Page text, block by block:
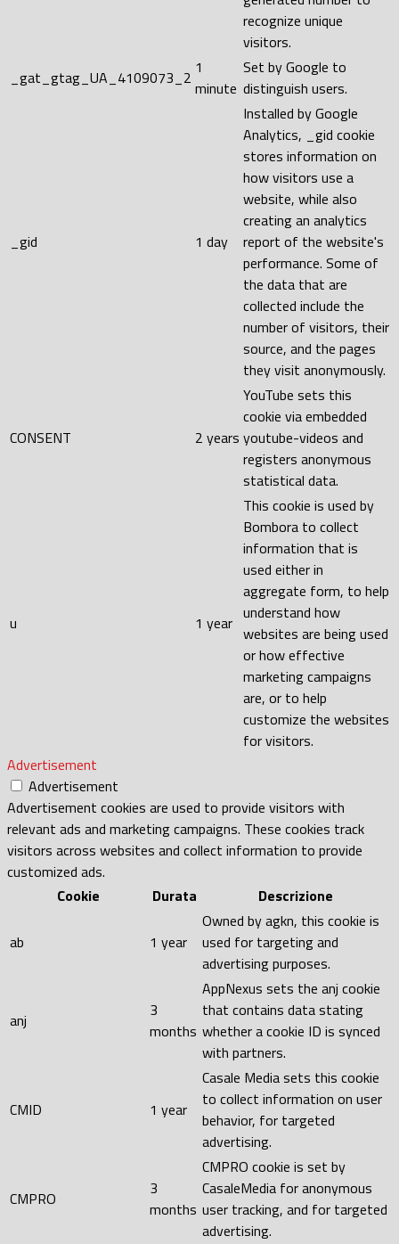
recognize unique
visitors.
_gat_gtag_UA_4109073_2 1
minute
Set by Google to
distinguish users.
_gid 1 day
Installed by Google
Analytics, _gid cookie
stores information on
how visitors use a
website, while also
creating an analytics
report of the website's
performance. Some of
the data that are
collected include the
number of visitors, their
source, and the pages
they visit anonymously.
CONSENT 2 years
YouTube sets this
cookie via embedded
youtube-videos and
registers anonymous
statistical data.
u 1 year
This cookie is used by
Bombora to collect
information that is
used either in
aggregate form, to help
understand how
websites are being used
or how effective
marketing campaigns
are, or to help
customize the websites
for visitors.
Advertisement
Advertisement
Advertisement cookies are used to provide visitors with
relevant ads and marketing campaigns. These cookies track
visitors across websites and collect information to provide
customized ads.
Cookie
Durata Descrizione
ab 1 year
Owned by agkn, this cookie is
used for targeting and
advertising purposes.
anj
3
months
AppNexus sets the anj cookie
that contains data stating
whether a cookie ID is synced
with partners.
CMID 1 year
Casale Media sets this cookie
to collect information on user
behavior, for targeted
advertising.
CMPRO
3
months
CMPRO cookie is set by
CasaleMedia for anonymous
user tracking, and for targeted
advertising.